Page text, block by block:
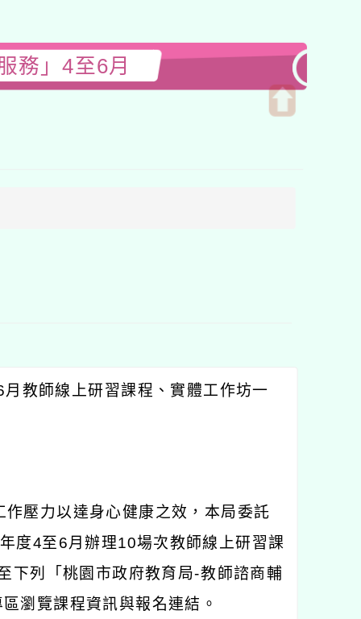
務」4至6月
月教師線上研習課程、實體工作坊一
壓力以達身心健康之效，本局委託
年度4至 6月辦理10場次教師線上研習課
下列「桃園市政府教育局-教師諮商輔
瀏覽課程資訊與報名連結。